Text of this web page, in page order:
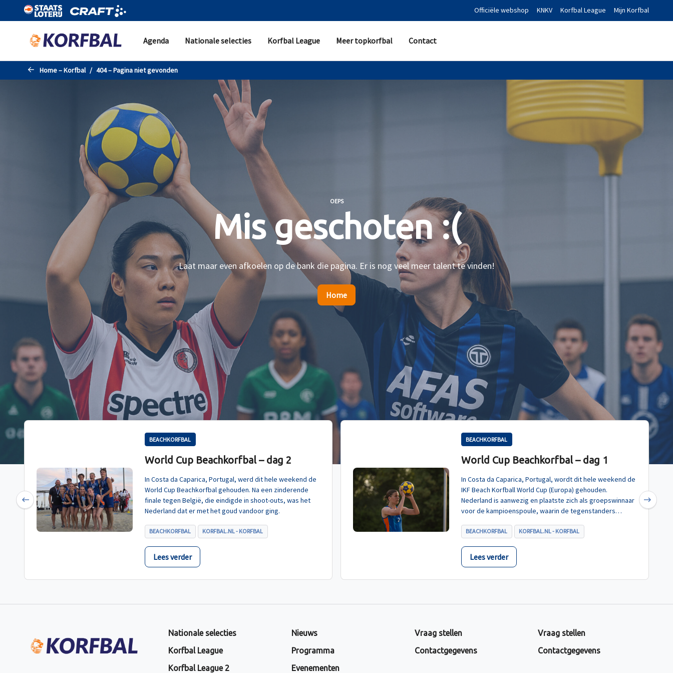
Naar de hoofdinhoud gaan Officiële webshop KNKV Korfbal League Mijn Korfbal
Agenda Nationale selecties Korfbal League Meer topkorfbal Contact
Home – Korfbal 404 – Pagina niet gevonden
OEPS
Mis geschoten :(
Laat maar even afkoelen op de bank die pagina. Er is nog veel meer talent te vinden!
Home
BEACHKORFBAL
World Cup Beachkorfbal – dag 2
In Costa da Caparica, Portugal, werd dit hele weekend de
World Cup Beachkorfbal gehouden. Na een zinderende
finale tegen België, die eindigde in shoot-outs, was het
Nederland dat er met het goud vandoor ging.
BEACHKORFBAL KORFBAL.NL - KORFBAL
Lees verder
BEACHKORFBAL
World Cup Beachkorfbal – dag 1
In Costa da Caparica, Portugal, wordt dit hele weekend de
IKF Beach Korfball World Cup (Europa) gehouden.
Nederland is aanwezig en plaatste zich als groepswinnaar
voor de kampioenspoule, waarin de tegenstanders
BEACHKORFBAL KORFBAL.NL - KORFBAL
Lees verder
Previous Next
Nationale selecties
Korfbal League
Korfbal League 2
Nieuws
Programma
Evenementen
Vraag stellen
Contactgegevens
Vraag stellen
Contactgegevens